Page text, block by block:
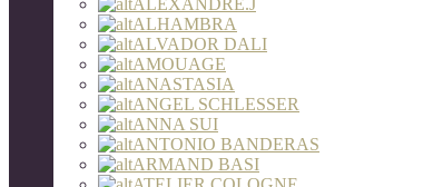
ALEXANDRE.J
ALHAMBRA
ALVADOR DALI
AMOUAGE
ANASTASIA
ANGEL SCHLESSER
ANNA SUI
ANTONIO BANDERAS
ARMAND BASI